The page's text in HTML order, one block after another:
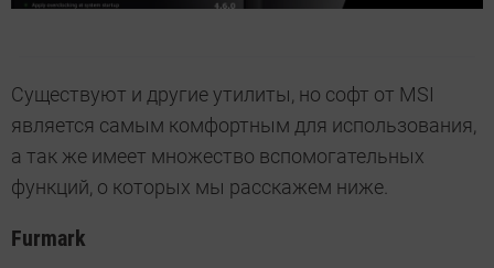
Существуют и другие утилиты, но софт от MSI
является самым комфортным для использования,
а так же имеет множество вспомогательных
функций, о которых мы расскажем ниже.
Furmark